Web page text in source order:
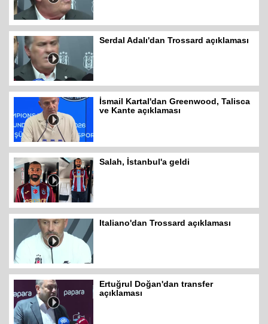
Serdal Adalı'dan Trossard açıklaması
İsmail Kartal'dan Greenwood, Talisca
ve Kante açıklaması
Salah, İstanbul'a geldi
Italiano'dan Trossard açıklaması
Ertuğrul Doğan'dan transfer
açıklaması